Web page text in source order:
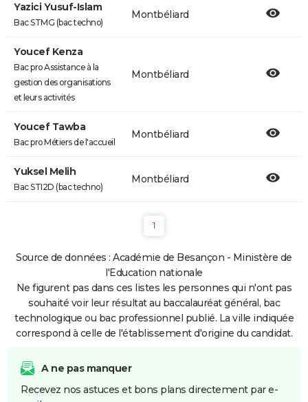
Yazici Yusuf-Islam
Bac STMG (bac techno)
Montbéliard
Youcef Kenza
Bac pro Assistance à la
gestion des organisations
et leurs activités
Montbéliard
Youcef Tawba
Bac pro Métiers de l'accueil
Montbéliard
Yuksel Melih
Bac STI2D (bac techno)
Montbéliard
1
Source de données : Académie de Besançon - Ministère de
l'Education nationale
Ne figurent pas dans ces listes les personnes qui n'ont pas
souhaité voir leur résultat au baccalauréat général, bac
technologique ou bac professionnel publié. La ville indiquée
correspond à celle de l'établissement d'origine du candidat.
A ne pas manquer
Recevez nos astuces et bons plans directement par e-